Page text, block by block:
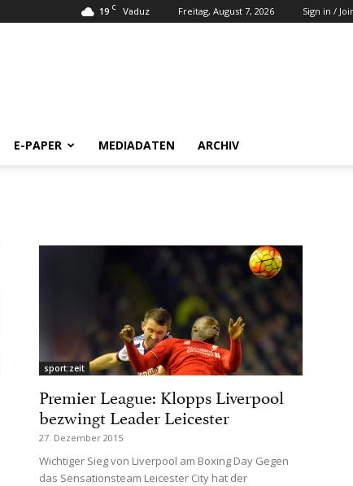
19 C Vaduz Freitag, August 7, 2026 Sign in /
E-PAPER MEDIADATEN ARCHIV
sport:zeit
Premier League: Klopps Liverpool
bezwingt Leader Leicester
27. Dezember 2015
Wichtiger Sieg von Liverpool am Boxing Day Gegen
das Sensationsteam Leicester City hat der